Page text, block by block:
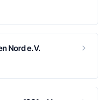
Nord e.V.